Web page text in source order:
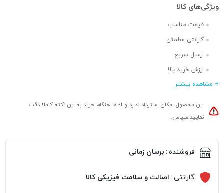
ویژگی‌های کالا
قیمت مناسب
گارانتی مطمئن
ارسال سریع
ارزش خرید بالا
+ مشاهده بیشتر
این محصول امکان استرداد ندارد و لطفا هنگام خرید به این نکته کاملا دقت
نمایید.سپاس.
فروشنده : برسان زمانی
گارانتی : اصالت و سلامت فیزیکی کالا